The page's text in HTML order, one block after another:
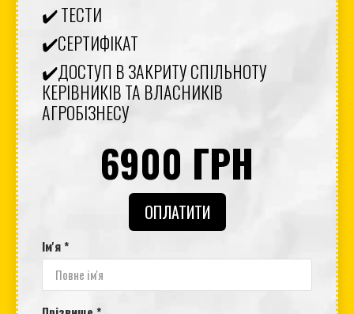
✔️ ТЕСТИ
✔️СЕРТИФІКАТ
✔️ДОСТУП В ЗАКРИТУ СПІЛЬНОТУ
КЕРІВНИКІВ ТА ВЛАСНИКІВ
АГРОБІЗНЕСУ
6900 ГРН
ОПЛАТИТИ
Ім'я *